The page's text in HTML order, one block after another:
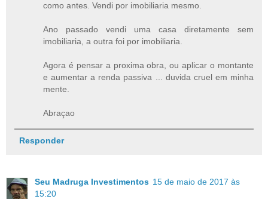
como antes. Vendi por imobiliaria mesmo.
Ano passado vendi uma casa diretamente sem
imobiliaria, a outra foi por imobiliaria.
Agora é pensar a proxima obra, ou aplicar o montante
e aumentar a renda passiva ... duvida cruel em minha
mente.
Abraçao
Responder
Seu Madruga Investimentos 15 de maio de 2017 às
15:20